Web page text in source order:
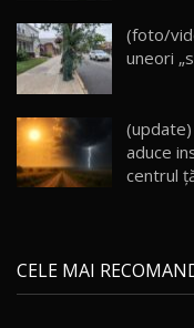
30:08
23:36
20
Noul
29:08
21
16:59
(foto/
uneori
(update)
aduce
centrul
CELE MAI